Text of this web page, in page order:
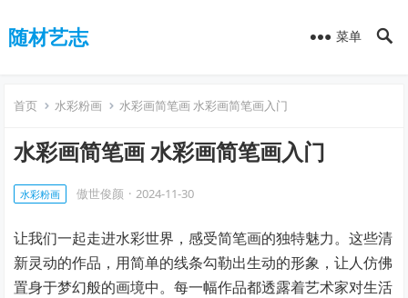
随材艺志 菜单
首页 水彩粉画 水彩画简笔画 水彩画简笔画入门
水彩画简笔画 水彩画简笔画入门
水彩粉画 傲世俊颜 · 2024-11-30
让我们一起走进水彩世界，感受简笔画的独特魅力。这些清
新灵动的作品，用简单的线条勾勒出生动的形象，让人仿佛
置身于梦幻般的画境中。每一幅作品都透露着艺术家对生活